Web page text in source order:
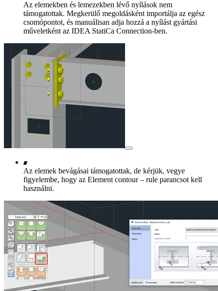
Az elemekben és lemezekben lévő nyílások nem
támogatottak. Megkerülő megoldásként importálja az egész
csomópontot, és manuálisan adja hozzá a nyílást gyártási
műveletként az IDEA StatiCa Connection-ben.
Az elemek bevágásai támogatottak, de kérjük, vegye
figyelembe, hogy az Element contour – rule parancsot kell
használni.